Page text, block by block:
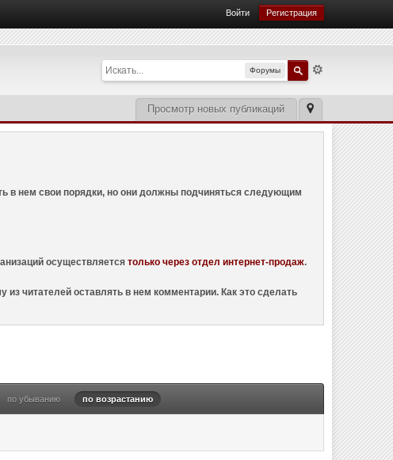
Войти Регистрация
Форумы
Просмотр новых публикаций
в нем свои порядки, но они должны подчиняться следующим
осуществляетсятолько через отдел интернет-продаж.
из читателей оставлять в нем комментарии. Как это сделать
по убыванию по возрастанию